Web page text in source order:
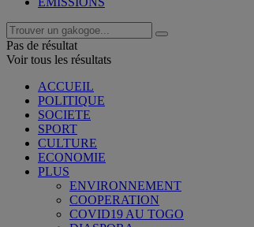
Pas de résultat
Voir tous les résultats
ACCUEIL
POLITIQUE
SOCIETE
SPORT
CULTURE
ECONOMIE
PLUS
ENVIRONNEMENT
COOPERATION
COVID19 AU TOGO